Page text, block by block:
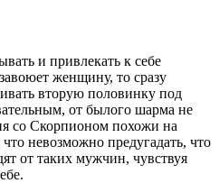
и привлекать к себе
женщину, то сразу
вторую половинку под
от былого шарма не
со Скорпионом похожи на
невозможно предугадать, что
от таких мужчин, чувствуя